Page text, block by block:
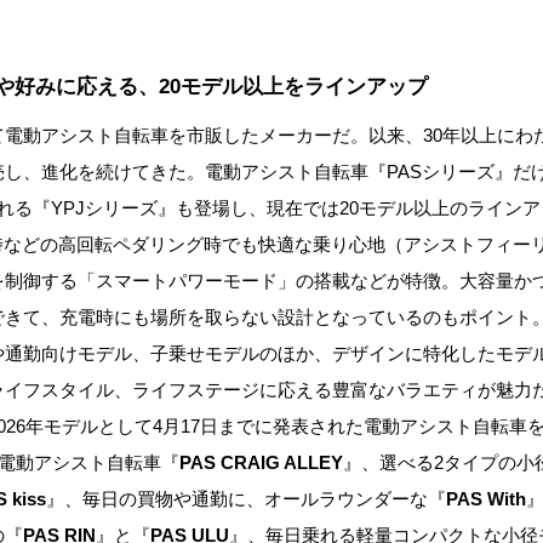
みに応える、20モデル以上をラインアップ
動アシスト自転車を市販したメーカーだ。以来、30年以上にわ
、進化を続けてきた。電動アシスト自転車『PASシリーズ』だ
る『YPJシリーズ』も登場し、現在では20モデル以上のライン
どの高回転ペダリング時でも快適な乗り心地（アシストフィー
御する「スマートパワーモード」の搭載などが特徴。大容量か
て、充電時にも場所を取らない設計となっているのもポイント
勤向けモデル、子乗せモデルのほか、デザインに特化したモデ
フスタイル、ライフステージに応える豊富なバラエティが魅力
年モデルとして4月17日までに発表された電動アシスト自転車
動アシスト自転車『PAS CRAIG ALLEY 』、選べる2タイプの
kiss 』、毎日の買物や通勤に、オールラウンダーな『PAS With
『PAS RIN 』と『PAS ULU 』、毎日乗れる軽量コンパクトな小